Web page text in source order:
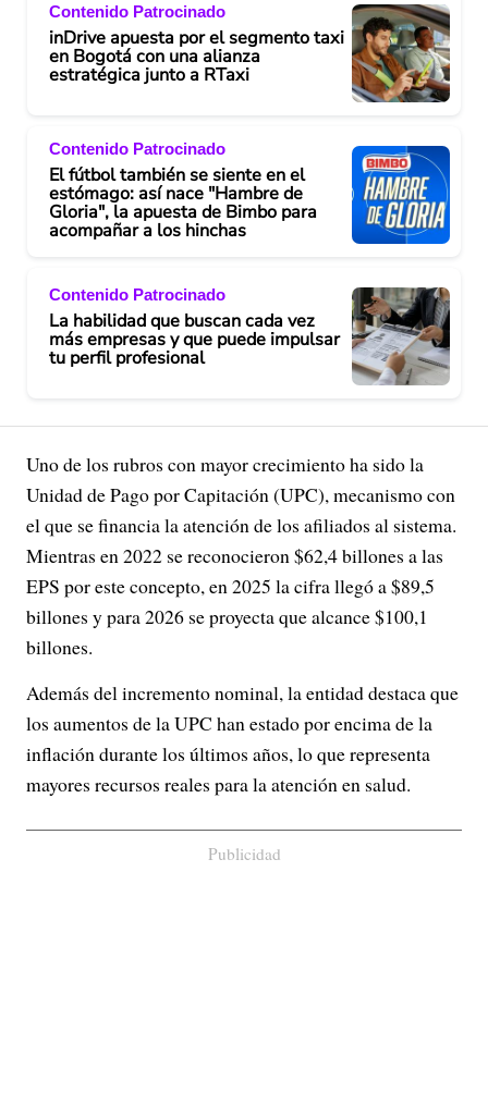
Contenido Patrocinado
inDrive apuesta por el segmento taxi
en Bogotá con una alianza
estratégica junto a RTaxi
Contenido Patrocinado
El fútbol también se siente en el
estómago: así nace "Hambre de
Gloria", la apuesta de Bimbo para
acompañar a los hinchas
Contenido Patrocinado
La habilidad que buscan cada vez
más empresas y que puede impulsar
tu perfil profesional
Uno de los rubros con mayor crecimiento ha sido la
Unidad de Pago por Capitación (UPC), mecanismo con
el que se financia la atención de los afiliados al sistema.
Mientras en 2022 se reconocieron $62,4 billones a las
EPS por este concepto, en 2025 la cifra llegó a $89,5
billones y para 2026 se proyecta que alcance $100,1
billones.
Además del incremento nominal, la entidad destaca que
los aumentos de la UPC han estado por encima de la
inflación durante los últimos años, lo que representa
mayores recursos reales para la atención en salud.
Publicidad